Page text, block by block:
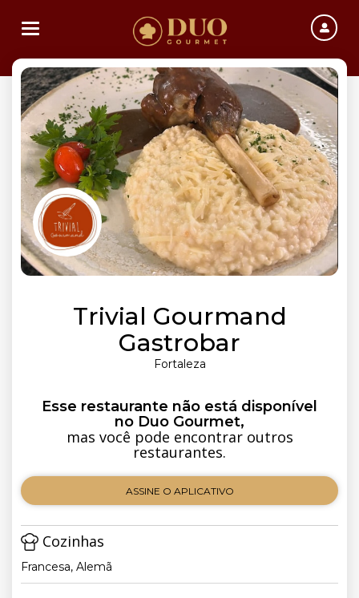
Toggle navigation
Trivial Gourmand
Gastrobar
Fortaleza
Esse restaurante não está disponível
no Duo Gourmet,
mas você pode encontrar outros
restaurantes.
ASSINE O APLICATIVO
Cozinhas
Francesa, Alemã